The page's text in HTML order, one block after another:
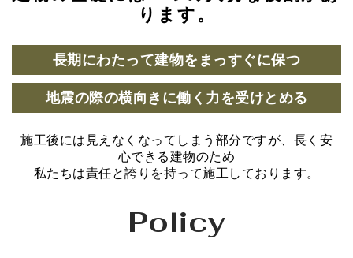
ります。
長期にわたって建物をまっすぐに保つ
地震の際の横向きに働く力を受けとめる
施工後には見えなくなってしまう部分ですが、長く安
心できる建物のため
私たちは責任と誇りを持って施工しております。
Policy